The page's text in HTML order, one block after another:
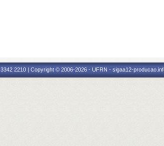
2210 | Copyright © 2006-2026 - UFRN - sigaa12-